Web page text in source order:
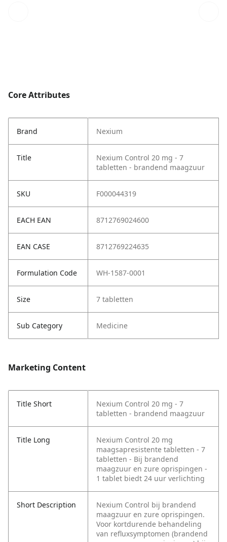
Core Attributes
Brand Nexium
Title
Nexium Control 20 mg - 7
tabletten - brandend maagzuur
SKU F000044319
EACH EAN 8712769024600
EAN CASE 8712769224635
Formulation Code WH-1587-0001
Size 7 tabletten
Sub Category Medicine
Marketing Content
Title Short
Nexium Control 20 mg - 7
tabletten - brandend maagzuur
Title Long
Nexium Control 20 mg
maagsapresistente tabletten - 7
tabletten - Bij brandend
maagzuur en zure oprispingen -
1 tablet biedt 24 uur verlichting
Short Description
Nexium Control bij brandend
maagzuur en zure oprispingen.
Voor kortdurende behandeling
van refluxsymptomen (brandend